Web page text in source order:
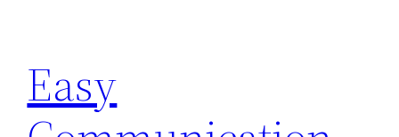
contenu
Easy